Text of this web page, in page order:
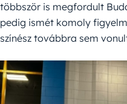
többször is megfordult
pedig ismét komoly
színész továbbra sem